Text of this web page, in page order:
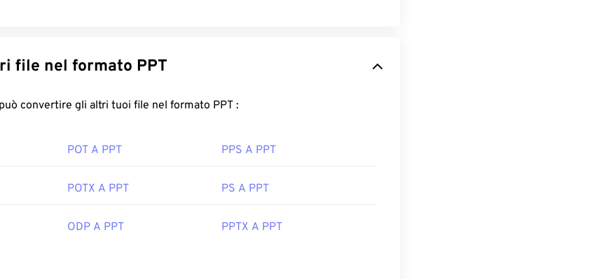
Converti altri file nel formato PPT
FreeConvert.com può convertire gli altri tuoi file nel formato PPT :
POT A PPT PPS A PPT
POTX A PPT PS A PPT
ODP A PPT PPTX A PPT